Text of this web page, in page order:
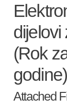
dijelovi
(Rok
godine)
Attached